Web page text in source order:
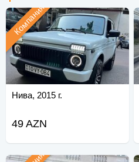
Нива, 2015 г.
Компания
49 AZN